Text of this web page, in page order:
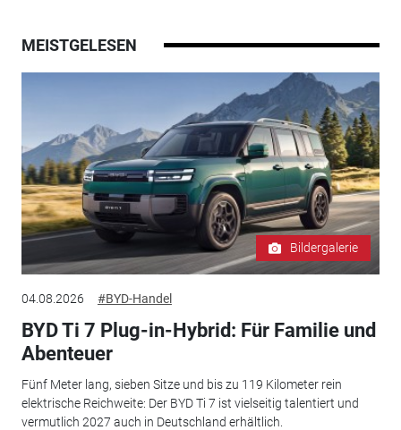
MEISTGELESEN
Bildergalerie
04.08.2026 #BYD-Handel
BYD Ti 7 Plug-in-Hybrid: Für Familie und
Abenteuer
Fünf Meter lang, sieben Sitze und bis zu 119 Kilometer rein
elektrische Reichweite: Der BYD Ti 7 ist vielseitig talentiert und
vermutlich 2027 auch in Deutschland erhältlich.